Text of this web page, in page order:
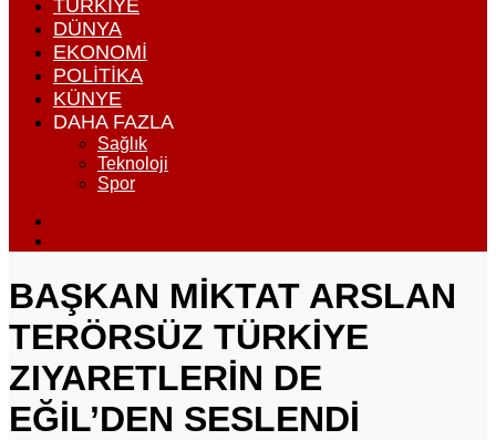
TÜRKIYE
DÜNYA
EKONOMI
POLITIKA
KÜNYE
DAHA FAZLA
Sağlık
Teknoloji
Spor
BAŞKAN MİKTAT ARSLAN
TERÖRSÜZ TÜRKİYE
ZIYARETLERİN DE
EĞİL’DEN SESLENDİ